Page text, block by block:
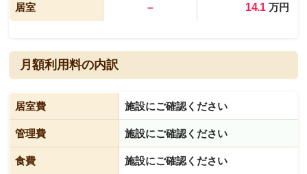
居室 – 14.1万円
月額利用料の内訳
居室費 施設にご確認ください
管理費 施設にご確認ください
食費 施設にご確認ください